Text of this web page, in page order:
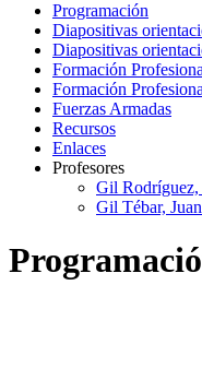
Programación
Diapositivas
Diapositivas
Formación
Formación
Fuerzas Armadas
Recursos
Enlaces
Profesores
Gil Rodríguez,
Gil Tébar,